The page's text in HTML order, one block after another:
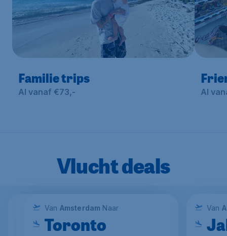
Familie trips
Al vanaf €73,- Al
Vlucht deals
Van Amsterdam Naar
London
Van Amsterdam Naar
Dublin
Van Amsterdam Naar
Toronto
Van